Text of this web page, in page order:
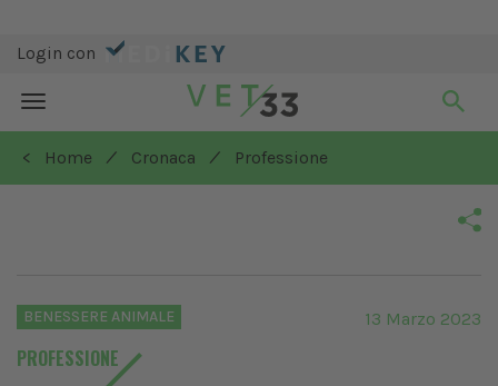
Login con
Toggle
navigation
< Home
/ Cronaca / Professione
BENESSERE ANIMALE
PROFESSIONE
13 Marzo 2023